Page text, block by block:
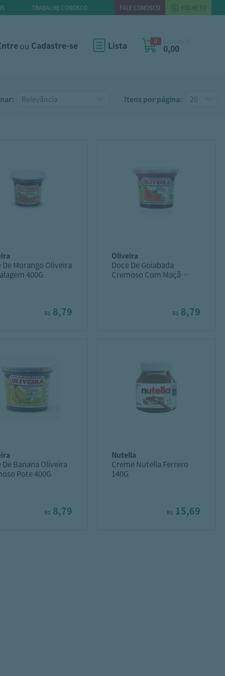
TRABALHE CONOSCO FALE CONOSCO FOLHETO
ou Cadastre-se Lista 0
0,00
Itens por página:
De Morango Oliveira
400G
R$ 8,79
oliveira
Doce De Goiabada
Cremoso Com Maçã
R$ 8,79
De Banana Oliveira
Pote 400G
R$ 8,79
nutella
Creme Nutella Ferrero
140G
R$ 15,69